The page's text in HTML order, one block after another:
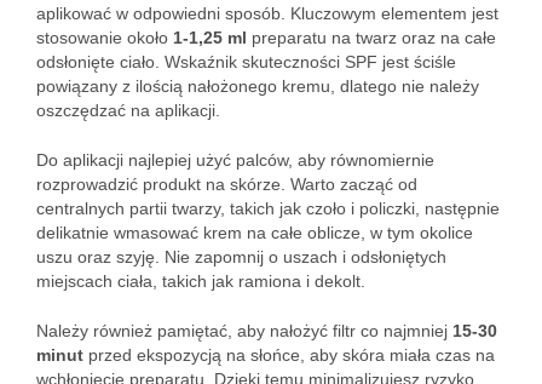
aplikować w odpowiedni sposób. Kluczowym elementem jest
stosowanie około 1-1,25 ml preparatu na twarz oraz na całe
odsłonięte ciało. Wskaźnik skuteczności SPF jest ściśle
powiązany z ilością nałożonego kremu, dlatego nie należy
oszczędzać na aplikacji.
Do aplikacji najlepiej użyć palców, aby równomiernie
rozprowadzić produkt na skórze. Warto zacząć od
centralnych partii twarzy, takich jak czoło i policzki, następnie
delikatnie wmasować krem na całe oblicze, w tym okolice
uszu oraz szyję. Nie zapomnij o uszach i odsłoniętych
miejscach ciała, takich jak ramiona i dekolt.
Należy również pamiętać, aby nałożyć filtr co najmniej 15-30
minut przed ekspozycją na słońce, aby skóra miała czas na
wchłonięcie preparatu. Dzięki temu minimalizujesz ryzyko